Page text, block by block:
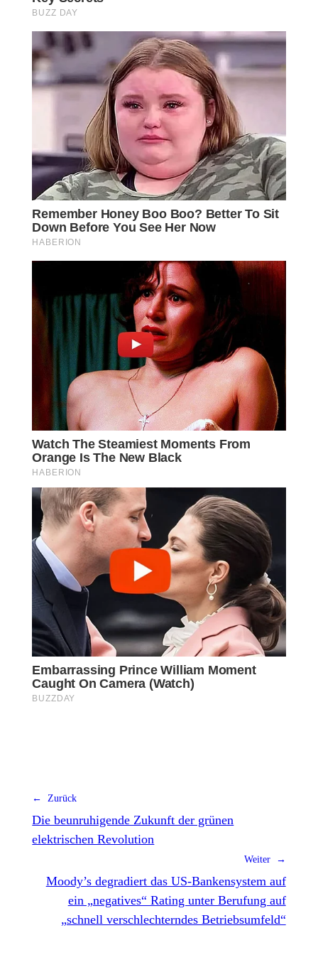
← Zurück
Die beunruhigende Zukunft der grünen
elektrischen Revolution
Weiter →
Moody’s degradiert das US-Bankensystem auf
ein „negatives“ Rating unter Berufung auf
„schnell verschlechterndes Betriebsumfeld“